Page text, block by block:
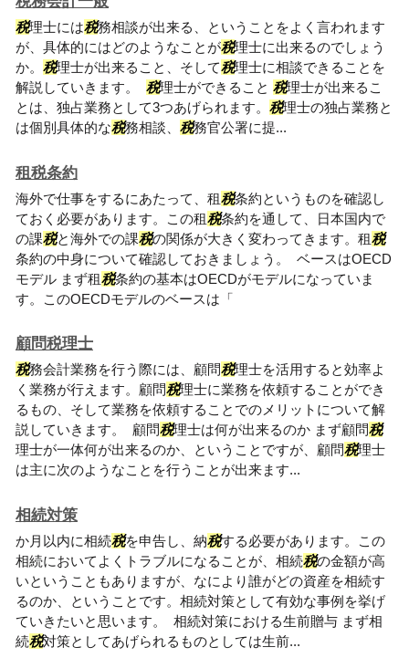
税理士には税務相談が出来る、ということをよく言われます
が、具体的にはどのようなことが税理士に出来るのでしょう
か。 税理士が出来ること、そして税理士に相談できることを
解説していきます。 税理士ができること 税理士が出来るこ
とは、独占業務として3つあげられます。 税理士の独占業務と
は個別具体的な税務相談、 税務官公署に提...
租税条約
海外で仕事をするにあたって、租税条約というものを確認し
ておく必要があります。この租税条約を通して、日本国内で
の課税と海外での課税の関係が大きく変わってきます。租税
条約の中身について確認しておきましょう。 ベースはOECD
モデル まず租税条約の基本はOECDがモデルになっていま
す。このOECDモデルのベースは「
顧問税理士
税務会計業務を行う際には、顧問税理士を活用すると効率よ
く業務が行えます。顧問税理士に業務を依頼することができ
るもの、そして業務を依頼することでのメリットについて解
説していきます。 顧問税理士は何が出来るのか まず顧問税
理士が一体何が出来るのか、ということですが、顧問税理士
は主に次のようなことを行うことが出来ます...
相続対策
か月以内に相続税を申告し、納税する必要があります。この
相続においてよくトラブルになることが、相続税の金額が高
いということもありますが、なにより誰がどの資産を相続す
るのか、ということです。相続対策として有効な事例を挙げ
ていきたいと思います。 相続対策における生前贈与 まず相
続税対策としてあげられるものとしては生前...